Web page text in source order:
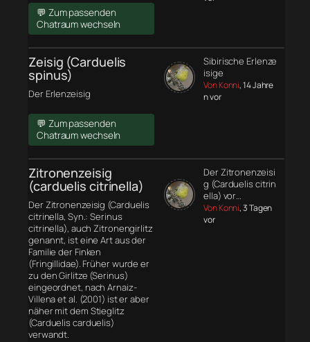
💬 Zum passenden
Chatraum wechseln
Zeisig (Carduelis
spinus)
Der Erlenzeisig
💬 Zum passenden
Chatraum wechseln
Sibirische Erlenze
isige
Von Konni, 14 Jahre
n vor
Zitronenzeisig
(carduelis citrinella)
Der Zitronenzeisig (Carduelis
citrinella, Syn.: Serinus
citrinella), auch Zitronengirlitz
genannt, ist eine Art aus der
Familie der Finken
(Fringillidae). Früher wurde er
zu den Girlitze (Serinus)
eingeordnet, nach Arnaiz-
Villena et al. (2001) ist er aber
näher mit dem Stieglitz
(Carduelis carduelis)
verwandt.
Der Zitronenzeisi
g (Carduelis citrin
ella) vor…
Von Konni, 3 Tagen
vor